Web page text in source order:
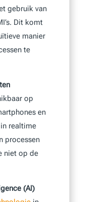
gebruik van
Dit komt
manier
te
op
en
realtime
processen
niet op de
(AI)